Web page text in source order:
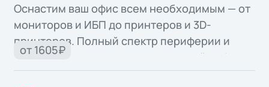
Оснастим ваш офис всем необходимым — от
мониторов и ИБП до принтеров и 3D-
принтеров. Полный спектр периферии и
офисной техники для продуктивной работы.
от 1605₽